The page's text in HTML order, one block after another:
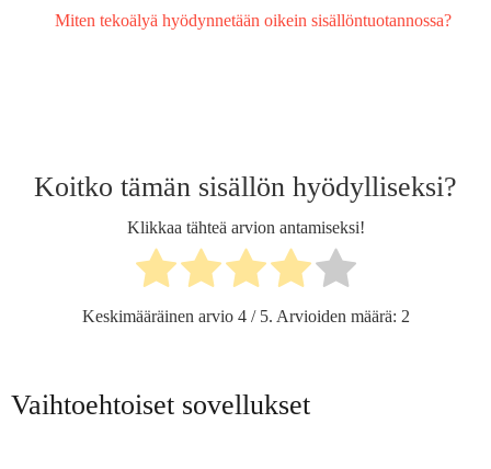
Miten tekoälyä hyödynnetään oikein sisällöntuotannossa?
Koitko tämän sisällön hyödylliseksi?
Klikkaa tähteä arvion antamiseksi!
Keskimääräinen arvio 4/ 5. Arvioiden määrä: 2
Vaihtoehtoiset sovellukset